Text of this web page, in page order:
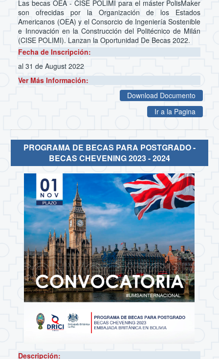
Las becas OEA - CISE POLIMI para el máster PolisMaker
son ofrecidas por la Organización de los Estados
Americanos (OEA) y el Consorcio de Ingeniería Sostenible
e Innovación en la Construcción del Politécnico de Milán
(CISE POLIMI). Lanzan la Oportunidad De Becas 2022.
Fecha de Inscripción:
al 31 de August 2022
Ver Más Información:
Download Documento
Ir a la Pagina
PROGRAMA DE BECAS PARA POSTGRADO -
BECAS CHEVENING 2023 - 2024
Descripción: